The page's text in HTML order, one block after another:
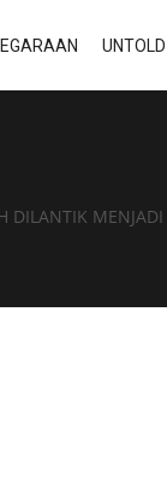
DILANTIK MENJADI